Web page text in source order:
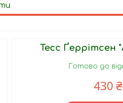
Тесс Ґеррітсен
Готово до
430 ₴